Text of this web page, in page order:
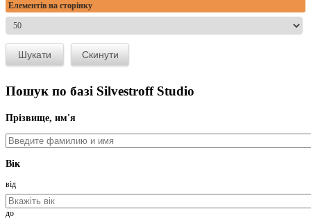
Елементів на сторінку
Пошук по базі Silvestroff Studio
Прізвище, им'я
Вік
від
до